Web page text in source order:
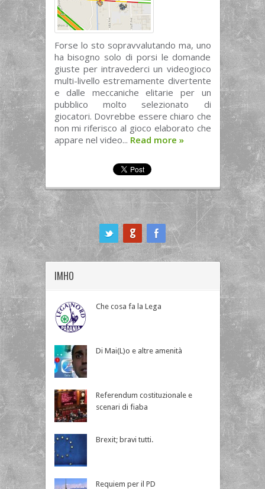
Forse lo sto sopravvalutando ma, uno
ha bisogno solo di porsi le domande
giuste per intravederci un videogioco
multi-livello estremamente divertente
e dalle meccaniche elitarie per un
pubblico molto selezionato di
giocatori. Dovrebbe essere chiaro che
non mi riferisco al gioco elaborato che
appare nel video... Read more »
IMHO
Che cosa fa la Lega
Di Mai(L)o e altre amenità
Referendum costituzionale e
scenari di fiaba
Brexit; bravi tutti.
Requiem per il PD